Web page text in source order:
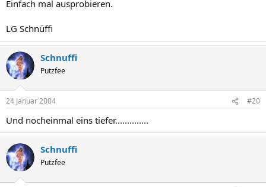
Einfach mal ausprobieren.
LG Schnüffi
Schnuffi
Putzfee
24 Januar 2004 #20
Und nocheinmal eins tiefer..............
Schnuffi
Putzfee